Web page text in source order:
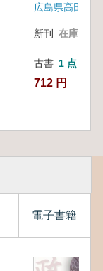
新刊 在庫なし
古書 1 点
712 円
電子書籍